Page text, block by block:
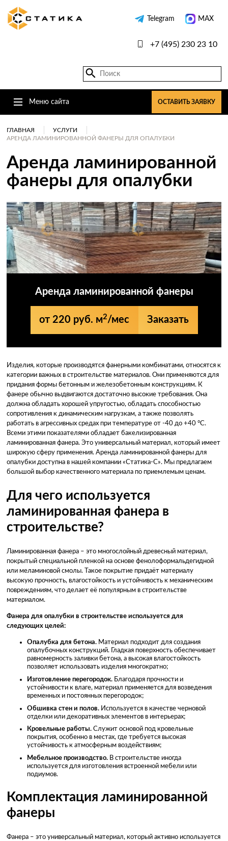
Telegram MAX
+7 (495) 230 23 10
Меню сайта ОСТАВИТЬ ЗАЯВКУ
ГЛАВНАЯ
УСЛУГИ
АРЕНДА ЛАМИНИРОВАННОЙ ФАНЕРЫ ДЛЯ ОПАЛУБКИ
Аренда ламинированной
фанеры для опалубки
Аренда ламинированной фанеры
от 220 руб. м2/мес Заказать
Изделия, которые производятся фанерными комбинатами, относятся к
категории важных в строительстве материалов. Они применяются для
придания формы бетонным и железобетонным конструкциям. К
фанере обычно выдвигаются достаточно высокие требования. Она
должна обладать хорошей упругостью, обладать способностью
сопротивления к динамическим нагрузкам, а также позволять
работать в агрессивных средах при температуре от -40 до +40 °C.
Всеми этими показателями обладает бакелизированная
ламинированная фанера. Это универсальный материал, который имеет
широкую сферу применения. Аренда ламинированной фанеры для
опалубки доступна в нашей компании «Статика-С». Мы предлагаем
большой выбор качественного материала по приемлемым ценам.
Для чего используется
ламинированная фанера в
строительстве?
Ламинированная фанера – это многослойный древесный материал,
покрытый специальной пленкой на основе фенолоформальдегидной
или меламиновой смолы. Такое покрытие придаёт материалу
высокую прочность, влагостойкость и устойчивость к механическим
повреждениям, что делает её популярным в строительстве
материалом.
Фанера для опалубки в строительстве используется для
следующих целей:
Опалубка для бетона. Материал подходит для создания
опалубочных конструкций. Гладкая поверхность обеспечивает
равномерность заливки бетона, а высокая влагостойкость
позволяет использовать изделия многократно;
Изготовление перегородок. Благодаря прочности и
устойчивости к влаге, материал применяется для возведения
временных и постоянных перегородок;
Обшивка стен и полов. Используется в качестве черновой
отделки или декоративных элементов в интерьерах;
Кровельные работы. Служит основой под кровельные
покрытия, особенно в местах, где требуется высокая
устойчивость к атмосферным воздействиям;
Мебельное производство. В строительстве иногда
используется для изготовления встроенной мебели или
подиумов.
Комплектация ламинированной
фанеры
Фанера – это универсальный материал, который активно используется